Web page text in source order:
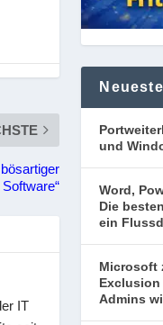
Software“
IT
und
Word,
Die
ein
Microsoft
Exclusion
Admins